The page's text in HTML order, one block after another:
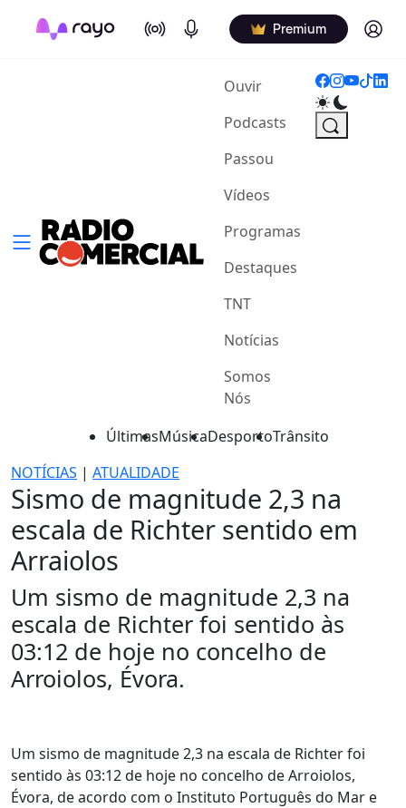
On Air Podcasts Premium Log in
Ouvir(current)
Podcasts
Passou
Vídeos
Programas
Destaques
TNT
Notícias
Somos
Nós
ÚltimasMúsicaDesportoTrânsito
NOTÍCIAS | ATUALIDADE
Sismo de magnitude 2,3 na
escala de Richter sentido em
Arraiolos
Um sismo de magnitude 2,3 na
escala de Richter foi sentido às
03:12 de hoje no concelho de
Arroiolos, Évora.
Um sismo de magnitude 2,3 na escala de Richter foi
sentido às 03:12 de hoje no concelho de Arroiolos,
Évora, de acordo com o Instituto Português do Mar e